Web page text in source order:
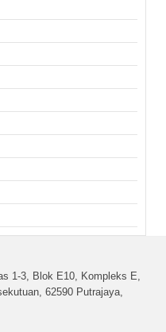
1-3, Blok E10, Kompleks E,
62590 Putrajaya,